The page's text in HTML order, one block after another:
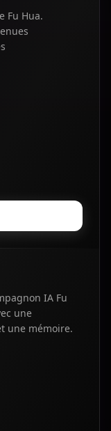
Fu Hua.
IA Fu
une
une mémoire.